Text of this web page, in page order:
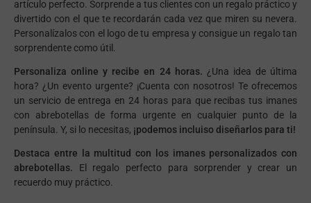
artículo perfecto. Sorprende a tus clientes con un regalo práctico y
divertido con el que te recordarán cada vez que miren su nevera.
Personalízalos con el logo de tu empresa y consigue un regalo tan
sorprendente como útil.
Personaliza online y recibe en 24 horas. ¿Una idea de última
hora? ¿Un evento urgente? ¡Cuenta con nosotros! Te ofrecemos
un servicio de entrega en 24 horas para que recibas tus imanes
con abrebotellas de forma urgente en cualquier punto de la
península. Y, si lo necesitas, ¡podemos incluiso diseñarlos para ti!
Destaca entre la multitud con los imanes personalizados con
abrebotellas. El regalo perfecto para sorprender y crear un
recuerdo muy práctico.